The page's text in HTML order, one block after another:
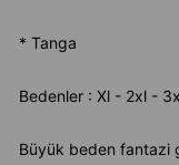
* Tanga
Bedenler : Xl - 2xl -
Büyük beden fantazi